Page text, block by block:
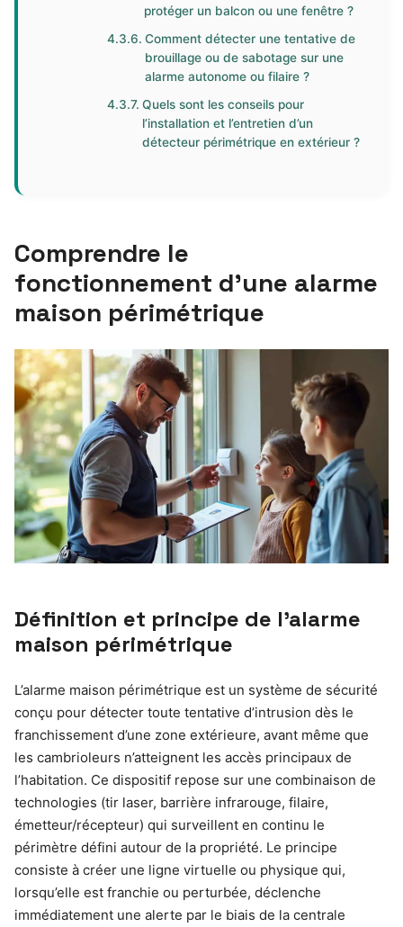
protéger un balcon ou une fenêtre ?
Comment détecter une tentative de
brouillage ou de sabotage sur une
alarme autonome ou filaire ?
Quels sont les conseils pour
l’installation et l’entretien d’un
détecteur périmétrique en extérieur ?
Comprendre le
fonctionnement d’une alarme
maison périmétrique
Définition et principe de l’alarme
maison périmétrique
L’alarme maison périmétrique est un système de sécurité
conçu pour détecter toute tentative d’intrusion dès le
franchissement d’une zone extérieure, avant même que
les cambrioleurs n’atteignent les accès principaux de
l’habitation. Ce dispositif repose sur une combinaison de
technologies (tir laser, barrière infrarouge, filaire,
émetteur/récepteur) qui surveillent en continu le
périmètre défini autour de la propriété. Le principe
consiste à créer une ligne virtuelle ou physique qui,
lorsqu’elle est franchie ou perturbée, déclenche
immédiatement une alerte par le biais de la centrale